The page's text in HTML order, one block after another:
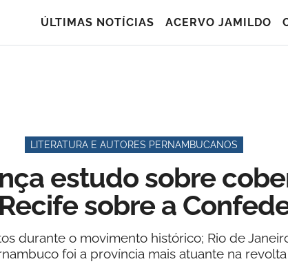
ÚLTIMAS NOTÍCIAS ACERVO JAMILDO
LITERATURA E AUTORES PERNAMBUCANOS
estudo sobre
sobre a
durante o movimento histórico; Rio de
foi a província mais atuante na revolta